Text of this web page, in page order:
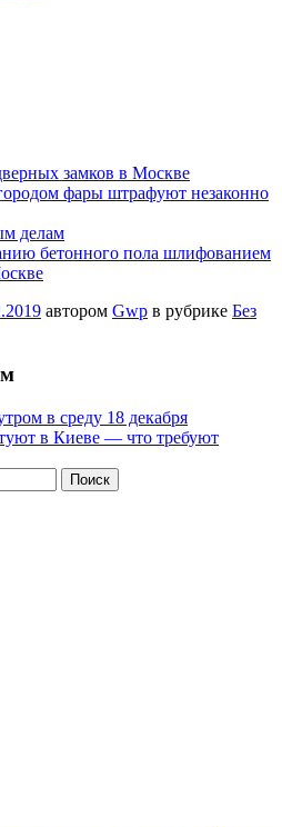
замков в Москве
фары штрафуют незаконно
делам
бетонного пола шлифованием
автором Gwp в рубрике Без
в среду 18 декабря
в Киеве — что требуют